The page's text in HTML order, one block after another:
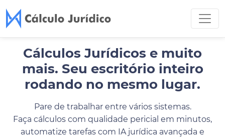
Cálculos Jurídicos e muito
mais. Seu escritório inteiro
rodando no mesmo lugar.
Pare de trabalhar entre vários sistemas.
Faça cálculos com qualidade pericial em minutos,
automatize tarefas com IA jurídica avançada e